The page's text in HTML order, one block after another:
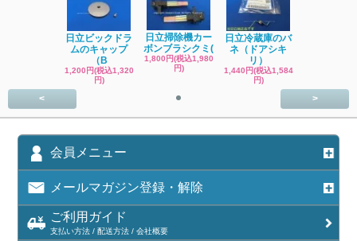
日立ビックドラ
ムのキャップ
（B
1,200円(税込1,320
円)
日立掃除機カー
ボンブラシクミ(
1,800円(税込1,980
円)
日立冷蔵庫のバ
ネ（ドアシキ
リ）
1,440円(税込1,584
円)
< >
会員メニュー
メールマガジン登録・解除
ご利用ガイド
支払い方法 / 配送方法 / 会社概要